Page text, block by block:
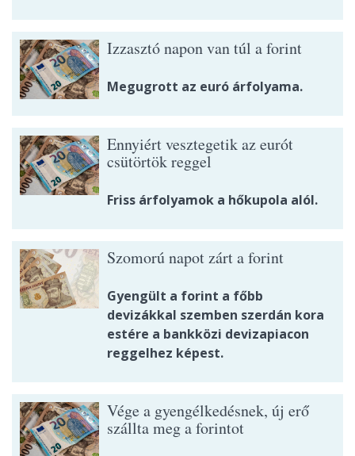
Izzasztó napon van túl a forint
Megugrott az euró árfolyama.
Ennyiért vesztegetik az eurót
csütörtök reggel
Friss árfolyamok a hőkupola alól.
Szomorú napot zárt a forint
Gyengült a forint a főbb
devizákkal szemben szerdán kora
estére a bankközi devizapiacon
reggelhez képest.
Vége a gyengélkedésnek, új erő
szállta meg a forintot